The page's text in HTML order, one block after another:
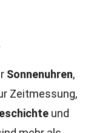
Sonnenuhren,
Zeitmessung,
und